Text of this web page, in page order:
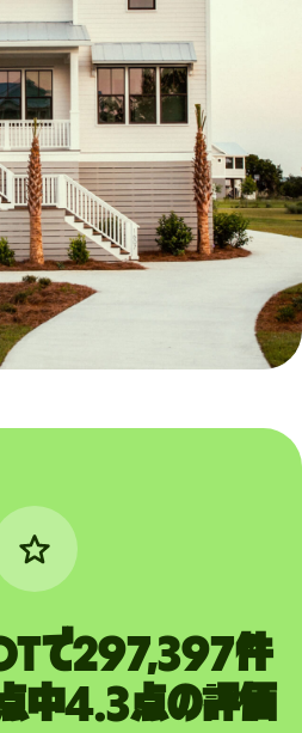
297,397件
点中4.3点の評価